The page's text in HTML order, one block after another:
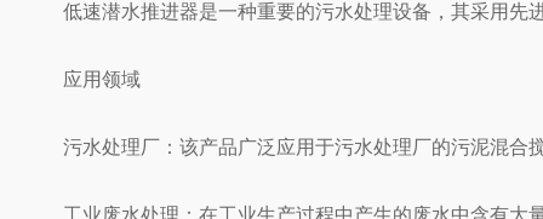
低速潜水推进器是一种重要的污水处理设备，其采用先
应用领域
污水处理厂：该产品广泛应用于污水处理厂的污泥混合
工业废水处理：在工业生产过程中产生的废水中含有大